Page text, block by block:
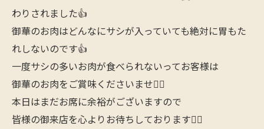
わりされました👍
御華のお肉はどんなにサシが入っていても絶対に胃もた
れしないのです👍
一度サシの多いお肉が食べられないってお客様は
御華のお肉をご賞味くださいませ🙇‍♂️
本日はまだお席に余裕がございますので
皆様の御来店を心よりお待ちしております🙇‍♂️